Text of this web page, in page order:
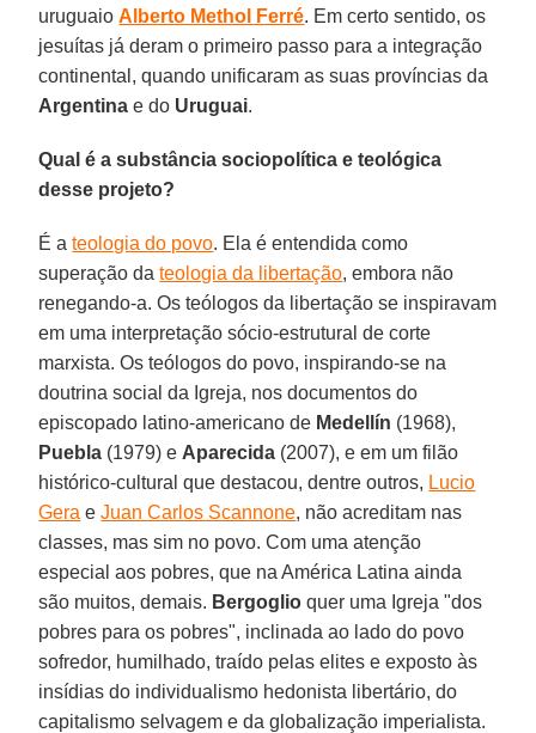
uruguaioAlberto Methol Ferré. Em certo sentido, os
jesuítas já deram o primeiro passo para a integração
continental, quando unificaram as suas províncias da
Argentina e do Uruguai.
Qual é a substância sociopolítica e teológica
desse projeto?
É ateologia do povo. Ela é entendida como
superação dateologia da libertação, embora não
renegando-a. Os teólogos da libertação se inspiravam
em uma interpretação sócio-estrutural de corte
marxista. Os teólogos do povo, inspirando-se na
doutrina social da Igreja, nos documentos do
episcopado latino-americano de Medellín (1968),
Puebla (1979) e Aparecida (2007), e em um filão
histórico-cultural que destacou, dentre outros, Lucio
Gera eJuan Carlos Scannone, não acreditam nas
classes, mas sim no povo. Com uma atenção
especial aos pobres, que na América Latina ainda
são muitos, demais. Bergoglio quer uma Igreja "dos
pobres para os pobres", inclinada ao lado do povo
sofredor, humilhado, traído pelas elites e exposto às
insídias do individualismo hedonista libertário, do
capitalismo selvagem e da globalização imperialista.